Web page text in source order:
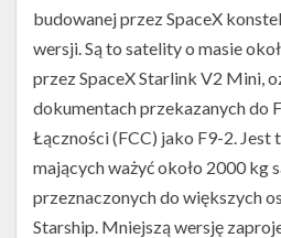
budowanej przez SpaceX
wersji. Są to satelity o masie
przez SpaceX Starlink V2 Mini,
dokumentach przekazanych do
Łączności (FCC) jako F9-2. Jest
mających ważyć około 2000 kg
przeznaczonych do większych
Starship. Mniejszą wersję